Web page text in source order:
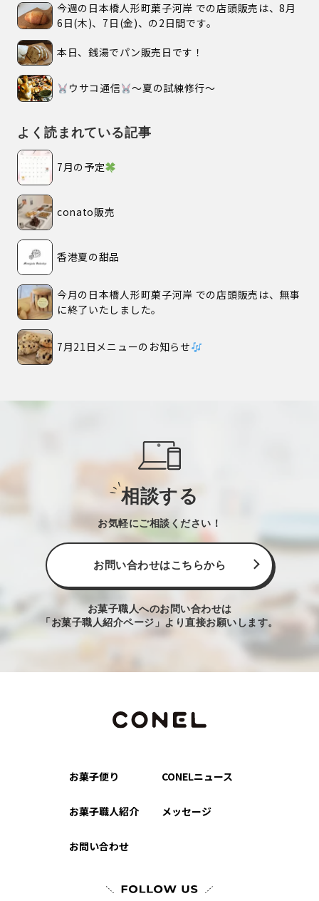
今週の日本橋人形町菓子河岸 での店頭販売は、8月
6日(木)、7日(金)、の2日間です。
本日、銭湯でパン販売日です！
ウサコ通信 〜夏の試練修行〜
よく読まれている記事
7月の予定
conato販売
香港夏の甜品
今月の日本橋人形町菓子河岸 での店頭販売は、無事
に終了いたしました。
7月21日メニューのお知らせ
相談する
お気軽にご相談ください！
お問い合わせはこちらから
お菓子職人へのお問い合わせは
「お菓子職人紹介ページ」より直接お願いします。
お菓子便り CONELニュース
お菓子職人紹介 メッセージ
お問い合わせ